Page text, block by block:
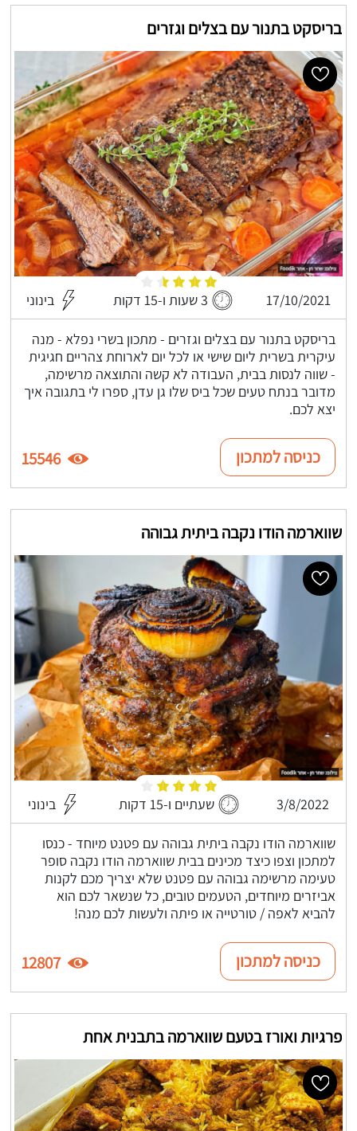
בריסקט בתנור עם בצלים וגזרים
17/10/2021 3 שעות ו-15 דקות בינוני
בריסקט בתנור עם בצלים וגזרים - מתכון בשרי נפלא - מנה
עיקרית בשרית ליום שישי או לכל יום לארוחת צהריים חגיגית
- שווה לנסות בבית, העבודה לא קשה והתוצאה מרשימה,
מדובר בנתח טעים שכל ביס שלו גן עדן, ספרו לי בתגובה איך
יצא לכם.
כניסה למתכון 15546
שווארמה הודו נקבה ביתית גבוהה
3/8/2022 שעתיים ו-15 דקות בינוני
שווארמה הודו נקבה ביתית גבוהה עם פטנט מיוחד - כנסו
למתכון וצפו כיצד מכינים בבית שווארמה הודו נקבה סופר
טעימה מרשימה גבוהה עם פטנט שלא יצריך מכם לקנות
אביזרים מיוחדים, הטעמים טובים, כל שנשאר לכם הוא
להביא לאפה / טורטייה או פיתה ולעשות לכם מנה!
כניסה למתכון 12807
פרגיות ואורז בטעם שווארמה בתבנית אחת